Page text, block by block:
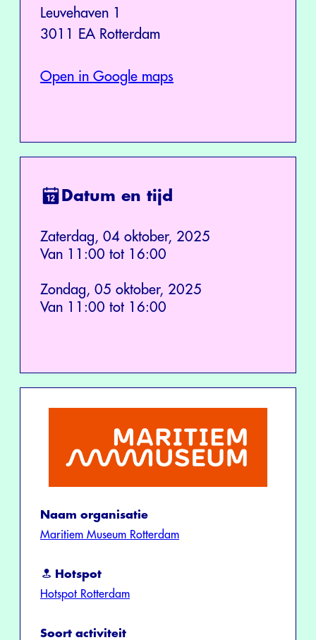
Leuvehaven 1
3011 EA Rotterdam
Open in Google maps
Datum en tijd
Zaterdag, 04 oktober, 2025
Van 11:00 tot 16:00
Zondag, 05 oktober, 2025
Van 11:00 tot 16:00
Naam organisatie
Maritiem Museum Rotterdam
Hotspot
Hotspot Rotterdam
Soort activiteit